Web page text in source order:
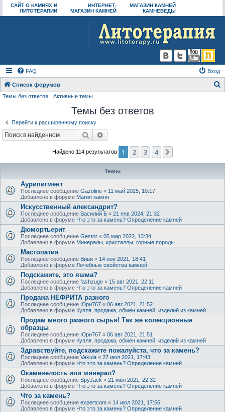
САЙТ О КАМНЯХ И
ЛИТОТЕРАПИИ
ИНТЕРНЕТ-
МАГАЗИН КАМНЕЙ
МАГАЗИН КАМНЕЙ
КАМНЕВЕДЫ
FAQ Вход
Список форумов
Темы без ответов Активные темы
Темы без ответов
Перейти к расширенному поиску
Поиск
Найдено 114 результатов 1 2 3 4
Темы
Аурипигмент
Последнее сообщение Gazoline « 11 май 2025, 10:17
Добавлено в форуме Магия камня
Искусственный александрит?
Последнее сообщение Василий Б « 21 янв 2024, 21:32
Добавлено в форуме Что это за камень? Определение камней
Дюмортьерит
Последнее сообщение Gestor « 05 мар 2022, 13:34
Добавлено в форуме Минералы, кристаллы, горные породы
Мастопатия
Последнее сообщение Виви « 14 ноя 2021, 18:41
Добавлено в форуме Лечебные свойства камней
Подскажите, это яшма?
Последнее сообщение fashzuge « 15 авг 2021, 22:11
Добавлено в форуме Что это за камень? Определение камней
Продажа НЕФРИТА разного
Последнее сообщение Юри767 « 06 авг 2021, 21:52
Добавлено в форуме Купля, продажа, обмен камней, изделий из камней
Продам много разного сырья! Так же колекционные
образцы
Последнее сообщение Юри767 « 06 авг 2021, 21:51
Добавлено в форуме Купля, продажа, обмен камней, изделий из камней
Здравствуйте, подскажите пожалуйста, что за камень?
Последнее сообщение Vakula « 27 июл 2021, 17:43
Добавлено в форуме Что это за камень? Определение камней
Окаменелость или минерал?
Последнее сообщение SpyJack « 21 июл 2021, 22:32
Добавлено в форуме Что это за камень? Определение камней
Что за камень?
Последнее сообщение expertcom « 14 июл 2021, 17:56
Добавлено в форуме Что это за камень? Определение камней